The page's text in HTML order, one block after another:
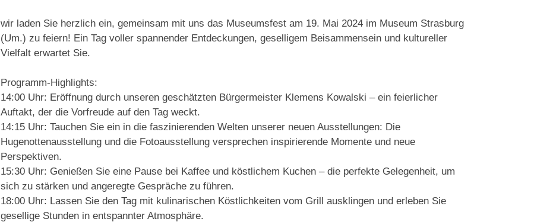
wir laden Sie herzlich ein, gemeinsam mit uns das Museumsfest am 19. Mai 2024 im Museum Strasburg
(Um.) zu feiern! Ein Tag voller spannender Entdeckungen, geselligem Beisammensein und kultureller
Vielfalt erwartet Sie.
Programm-Highlights:
14:00 Uhr: Eröffnung durch unseren geschätzten Bürgermeister Klemens Kowalski – ein feierlicher
Auftakt, der die Vorfreude auf den Tag weckt.
14:15 Uhr: Tauchen Sie ein in die faszinierenden Welten unserer neuen Ausstellungen: Die
Hugenottenausstellung und die Fotoausstellung versprechen inspirierende Momente und neue
Perspektiven.
15:30 Uhr: Genießen Sie eine Pause bei Kaffee und köstlichem Kuchen – die perfekte Gelegenheit, um
sich zu stärken und angeregte Gespräche zu führen.
18:00 Uhr: Lassen Sie den Tag mit kulinarischen Köstlichkeiten vom Grill ausklingen und erleben Sie
gesellige Stunden in entspannter Atmosphäre.